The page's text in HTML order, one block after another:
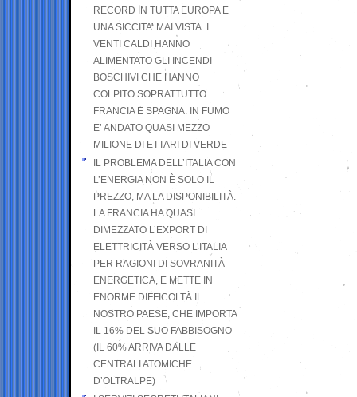
RECORD IN TUTTA EUROPA E
UNA SICCITA’ MAI VISTA. I
VENTI CALDI HANNO
ALIMENTATO GLI INCENDI
BOSCHIVI CHE HANNO
COLPITO SOPRATTUTTO
FRANCIA E SPAGNA: IN FUMO
E’ ANDATO QUASI MEZZO
MILIONE DI ETTARI DI VERDE
IL PROBLEMA DELL’ITALIA CON
L’ENERGIA NON È SOLO IL
PREZZO, MA LA DISPONIBILITÀ.
LA FRANCIA HA QUASI
DIMEZZATO L’EXPORT DI
ELETTRICITÀ VERSO L’ITALIA
PER RAGIONI DI SOVRANITÀ
ENERGETICA, E METTE IN
ENORME DIFFICOLTÀ IL
NOSTRO PAESE, CHE IMPORTA
IL 16% DEL SUO FABBISOGNO
(IL 60% ARRIVA DALLE
CENTRALI ATOMICHE
D’OLTRALPE)